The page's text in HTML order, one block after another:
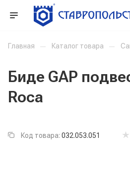
Главная — Каталог товара —
Биде GAP
Roca
Код товара: 032.053.051